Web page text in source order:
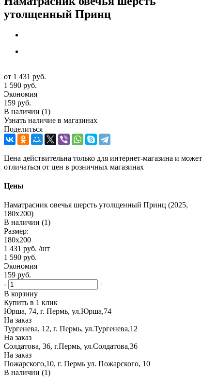
утолщенный Принц
от 1 431 руб.
1 590 руб.
Экономия
159 руб.
В наличии (1)
Узнать наличие в магазинах
Поделиться
Цена действительна только для интернет-магазина и может
отличаться от цен в розничных магазинах
Цены
Наматрасник овечья шерсть утолщенный Принц (2025,
180х200)
В наличии (1)
Размер:
180х200
1 431 руб. /шт
1 590 руб.
Экономия
159 руб.
-
+
В корзину
Купить в 1 клик
Юрша, 74, г. Пермь, ул.Юрша,74
На заказ
Тургенева, 12, г. Пермь, ул.Тургенева,12
На заказ
Солдатова, 36, г.Пермь, ул.Солдатова,36
На заказ
Пожарского,10, г. Пермь ул. Пожарского, 10
В наличии (1)